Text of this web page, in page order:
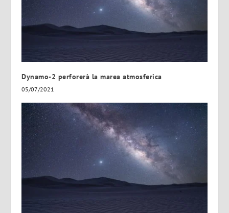
Dynamo-2 perforerà la marea atmosferica
05/07/2021